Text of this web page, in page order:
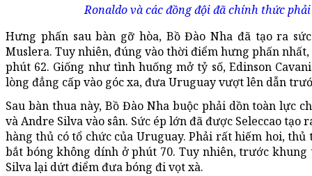
Ronaldo và các đồng đội đã chính thức
Hưng phấn sau bàn gỡ hòa, Bồ Đào Nha đã tạo ra
Muslera. Tuy nhiên, đúng vào thời điểm hưng phấn
phút 62. Giống như tình huống mở tỷ số, Edinson
lòng đẳng cấp vào góc xa, đưa Uruguay vượt lên dẫn
Sau bàn thua này, Bồ Đào Nha buộc phải dồn toàn lực
và Andre Silva vào sân. Sức ép lớn đã được Seleccao
hàng thủ có tổ chức của Uruguay. Phải rất hiếm hoi,
bắt bóng không dính ở phút 70. Tuy nhiên, trước
Silva lại dứt điểm đưa bóng đi vọt xà.